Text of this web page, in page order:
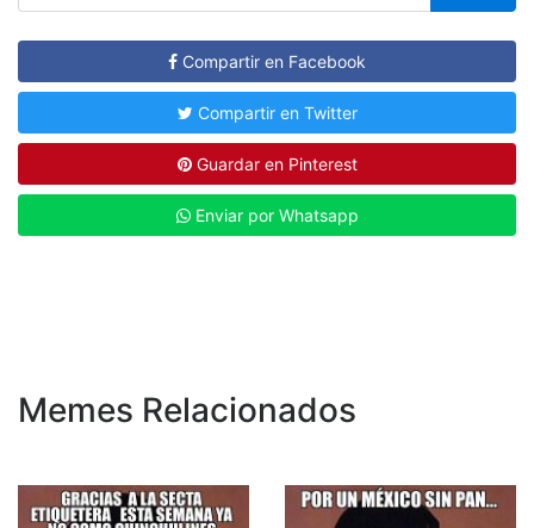
Compartir en Facebook
Compartir en Twitter
Guardar en Pinterest
Enviar por Whatsapp
Memes Relacionados